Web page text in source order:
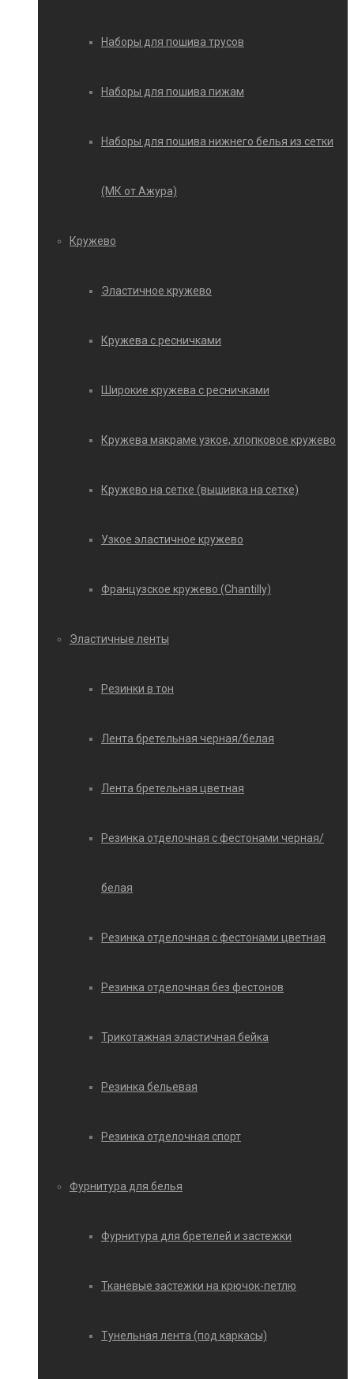
Наборы для пошива трусов
Наборы для пошива пижам
Наборы для пошива нижнего белья из сетки
(МК от Ажура)
Кружево
Эластичное кружево
Кружева с ресничками
Широкие кружева с ресничками
Кружева макраме узкое, хлопковое кружево
Кружево на сетке (вышивка на сетке)
Узкое эластичное кружево
Французское кружево (Chantilly)
Эластичные ленты
Резинки в тон
Лента бретельная черная/белая
Лента бретельная цветная
Резинка отделочная с фестонами черная/
белая
Резинка отделочная с фестонами цветная
Резинка отделочная без фестонов
Трикотажная эластичная бейка
Резинка бельевая
Резинка отделочная спорт
Фурнитура для белья
Фурнитура для бретелей и застежки
Тканевые застежки на крючок-петлю
Тунельная лента (под каркасы)